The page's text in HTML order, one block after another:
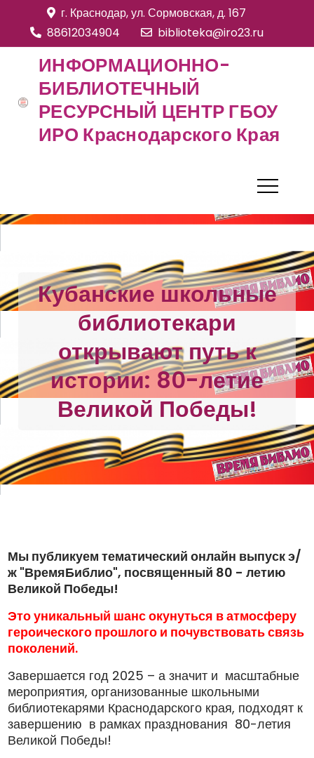
i
n
г. Краснодар, ул. Сормовская, д. 167
88612034904
biblioteka@iro23.ru
ИНФОРМАЦИОННО-
БИБЛИОТЕЧНЫЙ
РЕСУРСНЫЙ ЦЕНТР ГБОУ
ИРО Краснодарского Края
Кубанские школьные
библиотекари
открывают путь к
истории: 80-летие
Великой Победы!
Мы публикуем тематический онлайн выпуск э/
ж "ВремяБиблио", посвященный 80 - летию
Великой Победы!
Это уникальный шанс окунуться в атмосферу
героического прошлого и почувствовать связь
поколений.
Завершается год 2025 – а значит и масштабные
мероприятия, организованные школьными
библиотекарями Краснодарского края, подходят к
завершению в рамках празднования 80-летия
Великой Победы!